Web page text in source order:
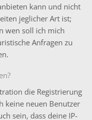
kann und nicht
jeglicher Art ist;
wen soll ich mich
Anfragen zu
die Registrierung
keine neuen Benutzer
sein, dass deine IP-